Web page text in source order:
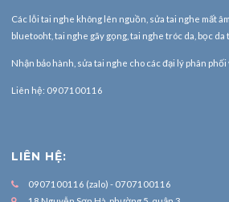
Các lỗi tai nghe không lên nguồn, sửa tai nghe mất
bluetooht, tai nghe gãy gọng, tai nghe tróc da, bọc da
Nhận bảo hành, sửa tai nghe cho các đại lý phân
Liên hệ: 0907100116
LIÊN HỆ:
0907100116 (zalo) - 0707100116